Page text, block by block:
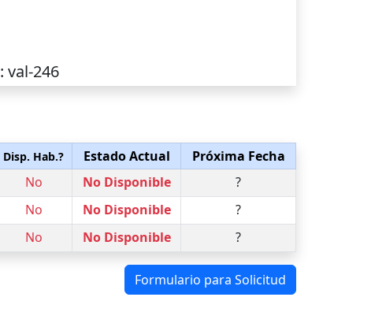
: val-246
Disp. Hab.? Estado Actual
Próxima Fecha
No No Disponible
?
No No Disponible
?
No No Disponible ?
Formulario para Solicitud